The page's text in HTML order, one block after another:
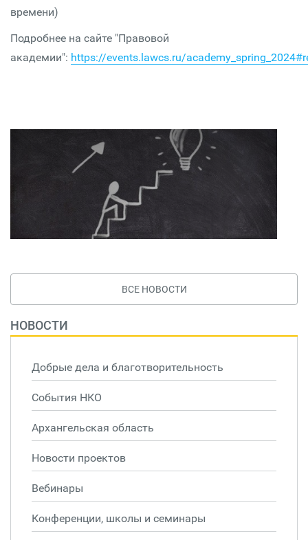
времени)
Подробнее на сайте "Правовой
академии": https://events.lawcs.ru/
ВСЕ НОВОСТИ
НОВОСТИ
Добрые дела и благотворительность
События НКО
Архангельская область
Новости проектов
Вебинары
Конференции, школы и семинары